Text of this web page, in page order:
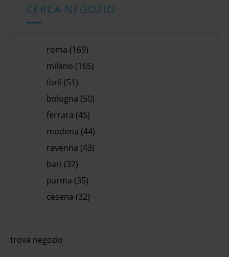
CERCA NEGOZIO
roma (169)
milano (165)
forlì (51)
bologna (50)
ferrara (45)
modena (44)
ravenna (43)
bari (37)
parma (35)
cesena (32)
trova negozio